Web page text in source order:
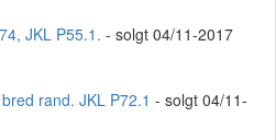
JKL P55.1. - solgt 04/11-2017
rand. JKL P72.1 - solgt 04/11-